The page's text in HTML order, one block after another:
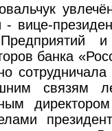
вице-
и
банка
связям